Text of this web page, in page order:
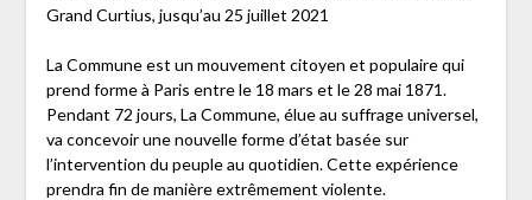
Grand Curtius, jusqu’au 25 juillet 2021
La Commune est un mouvement citoyen et populaire qui
prend forme à Paris entre le 18 mars et le 28 mai 1871.
Pendant 72 jours, La Commune, élue au suffrage universel,
va concevoir une nouvelle forme d’état basée sur
l’intervention du peuple au quotidien. Cette expérience
prendra fin de manière extrêmement violente.